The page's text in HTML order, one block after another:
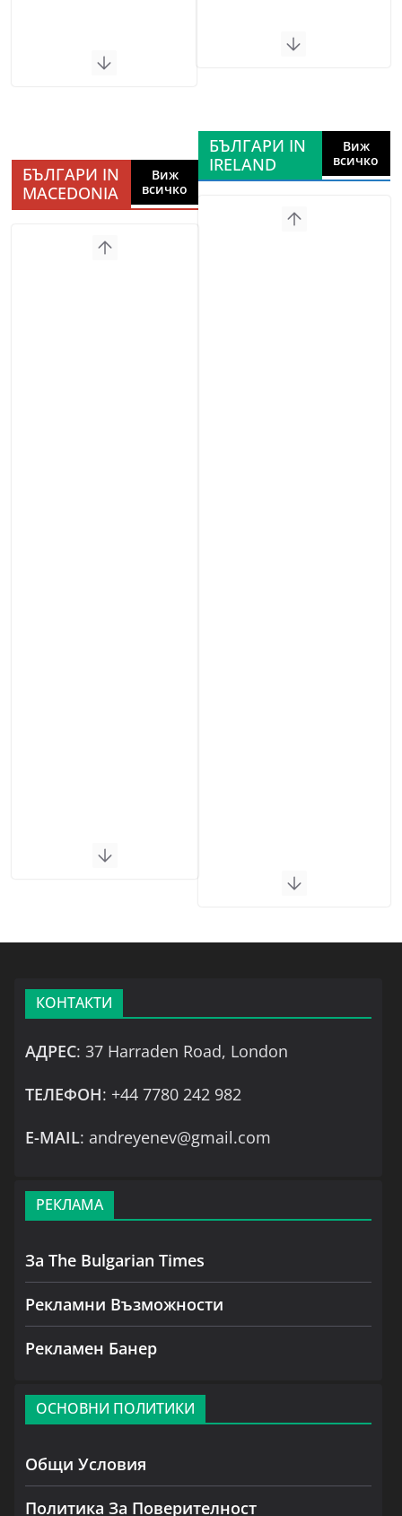
БЪЛГАРИ IN
MACEDONIA
Виж
всичко
БЪЛГАРИ IN
IRELAND
Виж
всичко
КОНТАКТИ
АДРЕС: 37 Harraden Road, London
ТЕЛЕФОН: +44 7780 242 982
Е-MAIL: andreyenev@gmail.com
РЕКЛАМА
За The Bulgarian Times
Рекламни Възможности
Рекламен Банер
ОСНОВНИ ПОЛИТИКИ
Общи Условия
Политика За Поверителност